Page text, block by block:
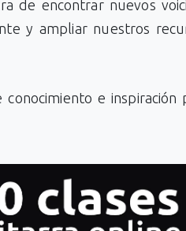
de encontrar nuevos
y ampliar nuestros
e inspiración